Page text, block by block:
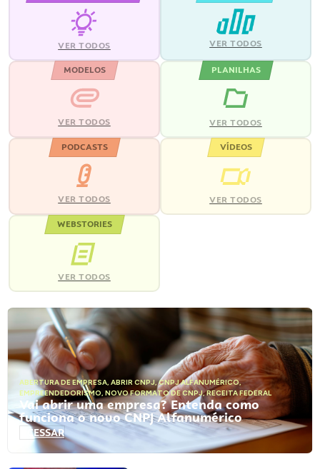
VER TODOS VER TODOS
MODELOS
VER TODOS
PLANILHAS
VER TODOS
PODCASTS
VER TODOS
VÍDEOS
VER TODOS
WEBSTORIES
VER TODOS
ABERTURA DE EMPRESA, ABRIR CNPJ,CNPJ ALFANUMÉRICO,
EMPREENDEDORISMO, NOVO FORMATO DE CNPJ,RECEITA FEDERAL
Vai abrir uma empresa? Entenda como
funciona o novo CNPJ Alfanumérico
ACESSAR